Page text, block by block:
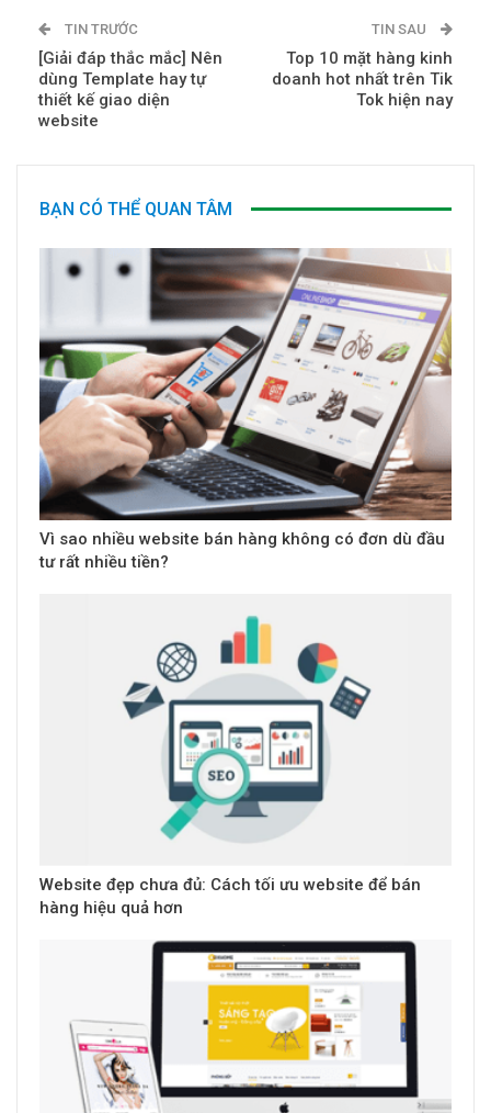
TIN TRƯỚC
[Giải đáp thắc mắc] Nên
dùng Template hay tự
thiết kế giao diện
website
TIN SAU
Top 10 mặt hàng kinh
doanh hot nhất trên Tik
Tok hiện nay
BẠN CÓ THỂ QUAN TÂM
Vì sao nhiều website bán hàng không có đơn dù đầu
tư rất nhiều tiền?
Website đẹp chưa đủ: Cách tối ưu website để bán
hàng hiệu quả hơn